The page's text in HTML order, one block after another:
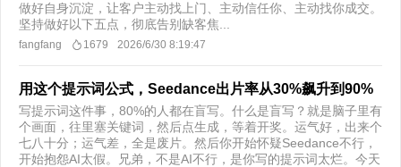
做好自身沉淀，让客户主动找上门、主动信任你、主动找你成交。
坚持做好以下五点，彻底告别缺客焦...
fangfang 1679 2026/6/30 8:19:47
用这个提示词公式，Seedance出片率从30%飙升到90%
写提示词这件事，80%的人都在盲写。什么是盲写？就是脑子里有
个画面，往里塞关键词，然后点生成，等着开奖。运气好，出来个
七八十分；运气差，全是废片。然后你开始怀疑Seedance不行，
开始抱怨AI太假。兄弟，不是AI不行，是你写的提示词太烂。今天